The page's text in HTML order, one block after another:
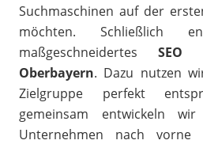
Suchmaschinen auf der
möchten. Schließlich
maßgeschneidertes
Oberbayern. Dazu nutzen
Zielgruppe perfekt
gemeinsam entwickeln
Unternehmen nach